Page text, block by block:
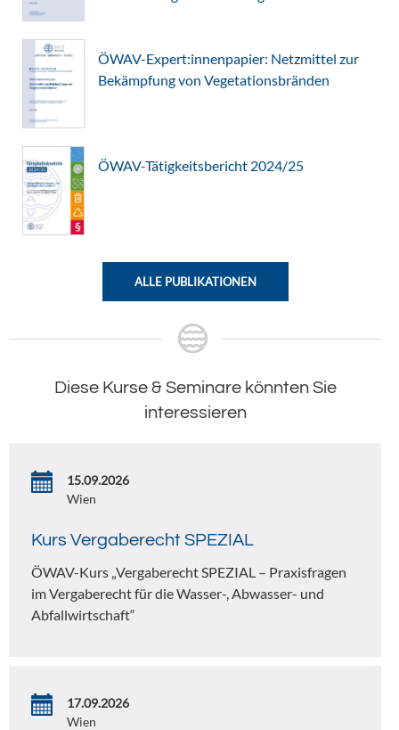
ÖWAV-Expert:innenpapier: Netzmittel zur
Bekämpfung von Vegetationsbränden
ÖWAV-Tätigkeitsbericht 2024/25
ALLE PUBLIKATIONEN
Diese Kurse & Seminare könnten Sie
interessieren
15.09.2026
Wien
Kurs Vergaberecht SPEZIAL
ÖWAV-Kurs „Vergaberecht SPEZIAL – Praxisfragen
im Vergaberecht für die Wasser-, Abwasser- und
Abfallwirtschaft“
17.09.2026
Wien